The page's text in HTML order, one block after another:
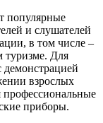
популярные
и слушателей
в том числе –
туризме. Для
демонстрацией
взрослых
профессиональные
приборы.